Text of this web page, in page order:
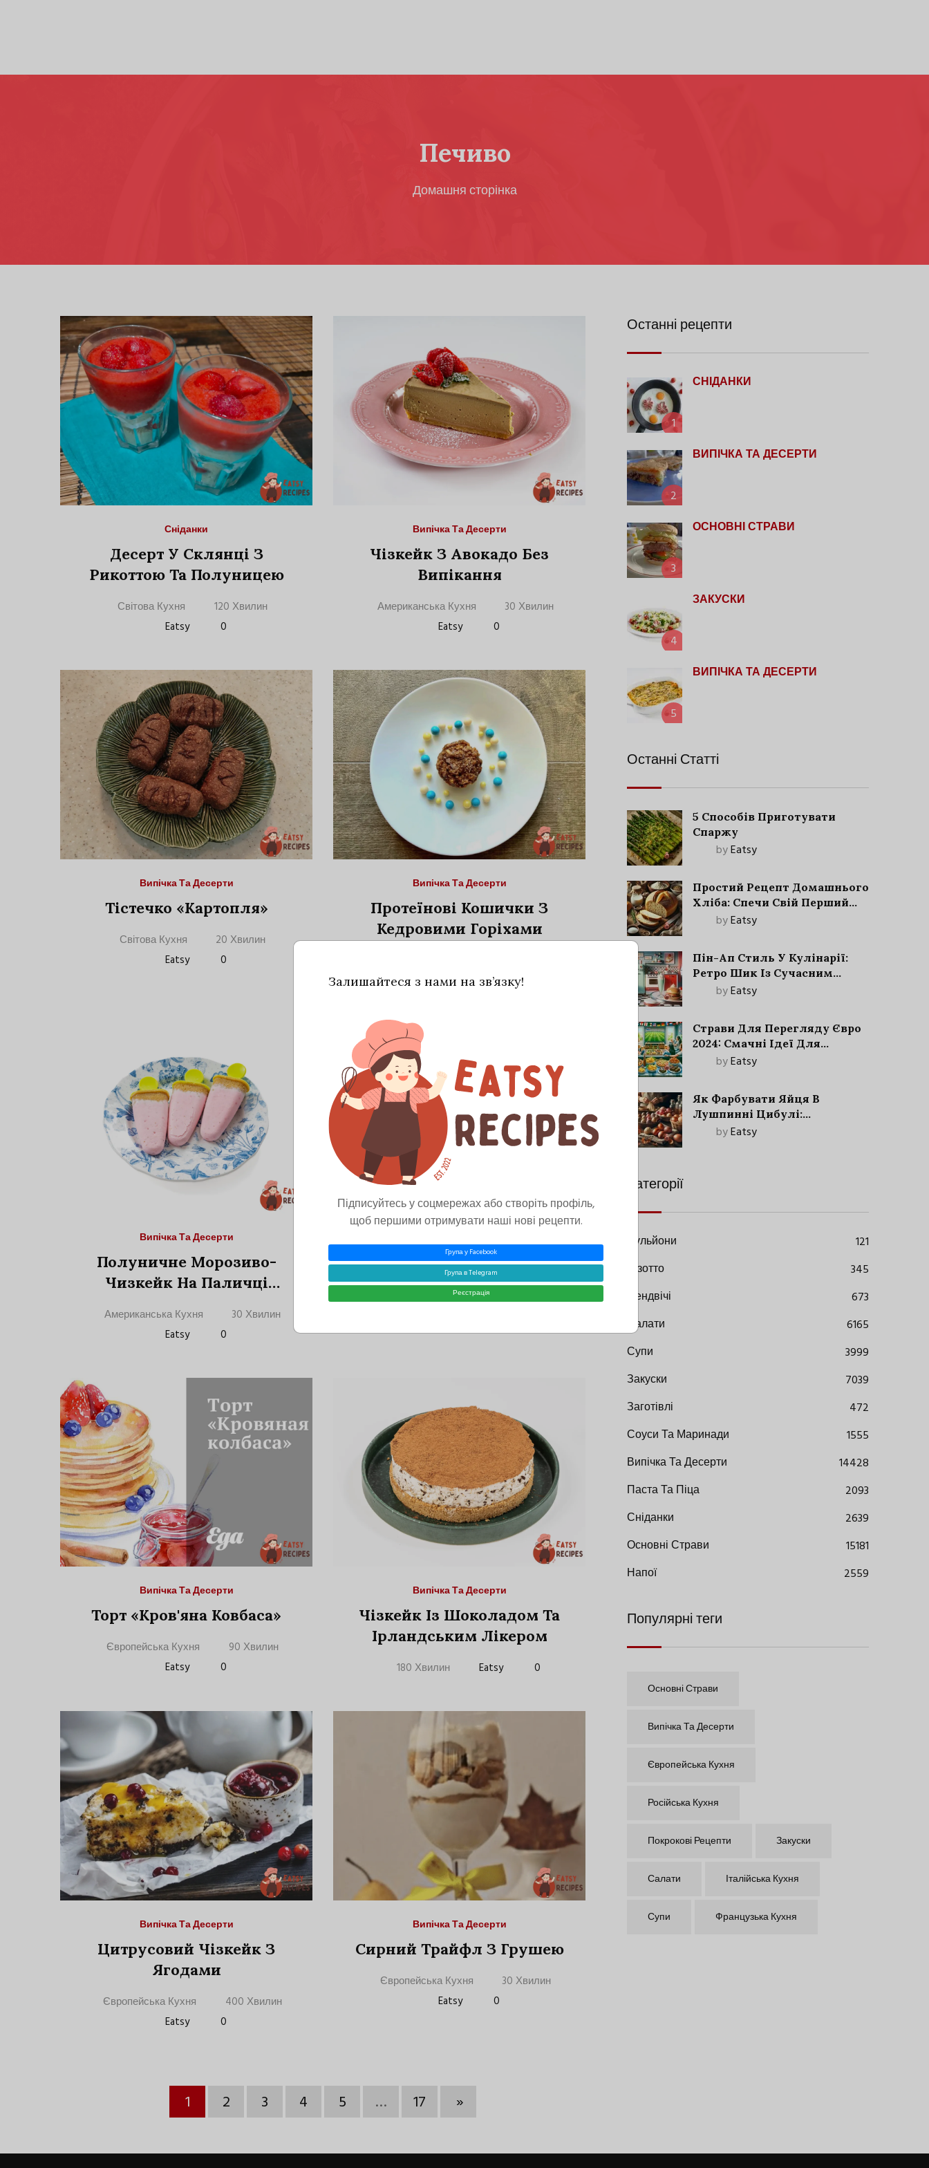
Печиво
Домашня сторінка
Сніданки
Десерт У Склянці З
Рикоттою Та Полуницею
Світова Кухня
120 Хвилин
Eatsy
0
Випічка Та Десерти
Чізкейк З Авокадо Без
Випікання
Американська Кухня
30 Хвилин
Eatsy
0
Випічка Та Десерти
Тістечко «Картопля»
Світова Кухня
20 Хвилин
Eatsy
0
Випічка Та Десерти
Протеїнові Кошички З
Кедровими Горіхами
Eatsy
0
Випічка Та Десерти
Полуничне Морозиво-
Чизкейк На Паличці
Американська Кухня
30 Хвилин
Eatsy
0
Бразильський Торт «Паві»
Бразильська Кухня
Випічка Та Десерти
Торт «Кров'яна Ковбаса»
Європейська Кухня
90 Хвилин
Eatsy
0
Випічка Та Десерти
Чізкейк Із Шоколадом Та
Ірландським Лікером
180 Хвилин Eatsy 0
Випічка Та Десерти
Цитрусовий Чізкейк З
Ягодами
Європейська Кухня
400 Хвилин
Eatsy
0
Випічка Та Десерти
Сирний Трайфл З Грушею
Європейська Кухня
30 Хвилин
Eatsy
0
1 2 3 4 5 … 17 »
Останні рецепти
1
СНІДАНКИ
2
ВИПІЧКА ТА ДЕСЕРТИ
3
ОСНОВНІ СТРАВИ
4
ЗАКУСКИ
5
ВИПІЧКА ТА ДЕСЕРТИ
Останні Статті
5 Способів Приготувати
Спаржу
byEatsy
Простий Рецепт Домашнього
Хліба: Спечи Свій Перший
Запашний Хліб!
byEatsy
Пін-Ап Стиль У Кулінарії:
Ретро Шик Із Сучасним
Акцентом
byEatsy
Страви Для Перегляду Євро
2024: Смачні Ідеї Для
Футбольного Свята
byEatsy
Як Фарбувати Яйця В
Лушпинні Цибулі:
Старовинний Метод З
byEatsy
Категорії
Бульйони
121
Різотто
345
Сендвічі
673
Салати
6165
Супи
3999
Закуски
7039
Заготівлі
472
Соуси Та Маринади
1555
Випічка Та Десерти
14428
Паста Та Піца
2093
Сніданки
2639
Основні Страви
15181
Напої
2559
Популярні теги
Основні Страви
Випічка Та Десерти
Європейська Кухня
Російська Кухня
Покрокові Рецепти Закуски
Салати Італійська Кухня
Супи Французька Кухня
Залишайтеся з нами на зв’язку!
Підписуйтесь у соцмережах або створіть профіль,
щоб першими отримувати наші нові рецепти.
Група у Facebook
Група в Telegram
Реєстрація